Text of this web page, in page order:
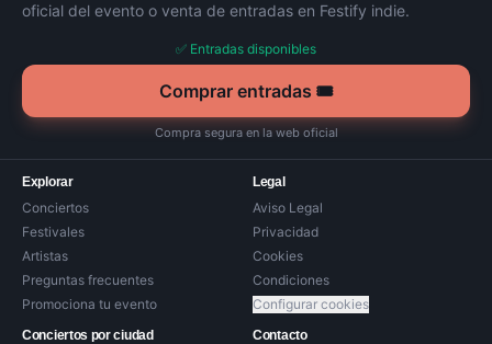
oficial del evento o venta de entradas en Festify indie.
✅ Entradas disponibles
Comprar entradas 🎟️
Compra segura en la web oficial
Explorar
Conciertos
Festivales
Artistas
Preguntas frecuentes
Promociona tu evento
Legal
Aviso Legal
Privacidad
Cookies
Condiciones
Configurar cookies
Conciertos por ciudad Contacto